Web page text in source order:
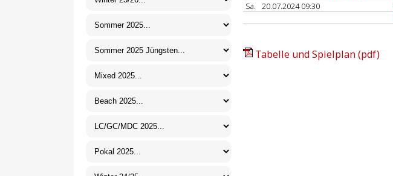
Sa.
20.07.2024 09:30
Tabelle und Spielplan (pdf)